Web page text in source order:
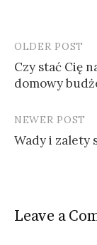
P
o
s
a
OLDER POST
Czy stać Cię
domowy
NEWER POST
Wady i zalety
Leave a